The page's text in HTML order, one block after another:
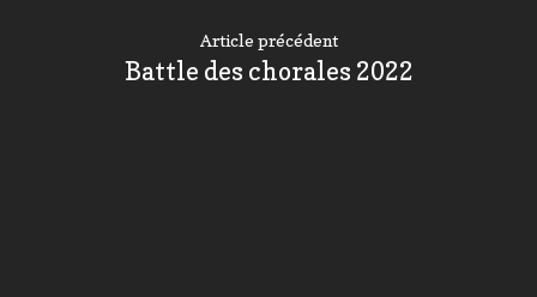
Article précédent
Battle des chorales 2022